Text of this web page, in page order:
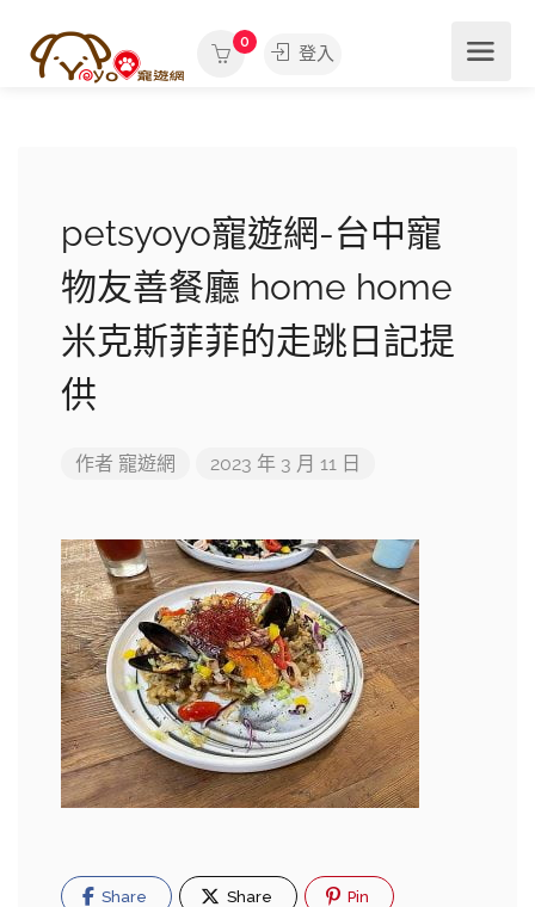
0
登入
petsyoyo寵遊網-台中寵
物友善餐廳 home home
米克斯菲菲的走跳日記提
供
作者 寵遊網 2023 年 3 月 11 日
Share Share Pin